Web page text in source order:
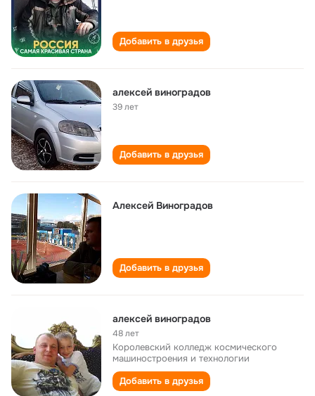
Добавить в друзья
алексей виноградов
39 лет
Добавить в друзья
Алексей Виноградов
Добавить в друзья
алексей виноградов
48 лет
Королевский колледж космического
машиностроения и технологии
Добавить в друзья